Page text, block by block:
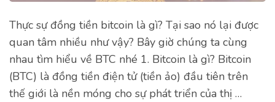
Thực sự đồng tiền bitcoin là gì? Tại sao nó lại được
quan tâm nhiều như vậy? Bây giờ chúng ta cùng
nhau tìm hiểu về BTC nhé 1. Bitcoin là gì? Bitcoin
(BTC) là đồng tiền điện tử (tiền ảo) đầu tiên trên
thế giới là nền móng cho sự phát triển của thị …